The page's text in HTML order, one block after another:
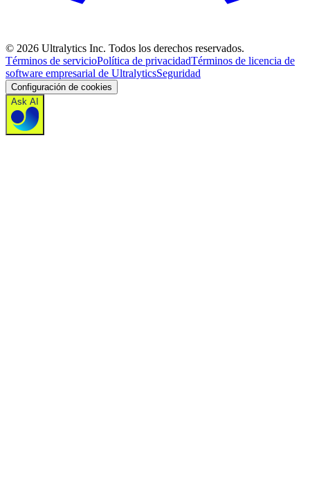
© 2026 Ultralytics Inc. Todos los derechos reservados.
Términos de servicioPolítica de privacidadTérminos de licencia de
software empresarial de UltralyticsSeguridad
Configuración de cookies
Ask AI